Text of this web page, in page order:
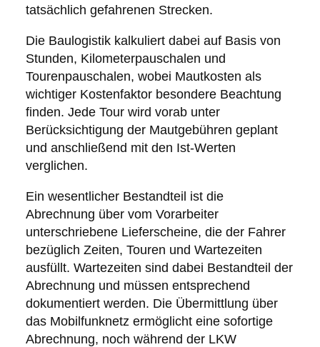
tatsächlich gefahrenen Strecken.
Die Baulogistik kalkuliert dabei auf Basis von
Stunden, Kilometerpauschalen und
Tourenpauschalen, wobei Mautkosten als
wichtiger Kostenfaktor besondere Beachtung
finden. Jede Tour wird vorab unter
Berücksichtigung der Mautgebühren geplant
und anschließend mit den Ist-Werten
verglichen.
Ein wesentlicher Bestandteil ist die
Abrechnung über vom Vorarbeiter
unterschriebene Lieferscheine, die der Fahrer
bezüglich Zeiten, Touren und Wartezeiten
ausfüllt. Wartezeiten sind dabei Bestandteil der
Abrechnung und müssen entsprechend
dokumentiert werden. Die Übermittlung über
das Mobilfunknetz ermöglicht eine sofortige
Abrechnung, noch während der LKW